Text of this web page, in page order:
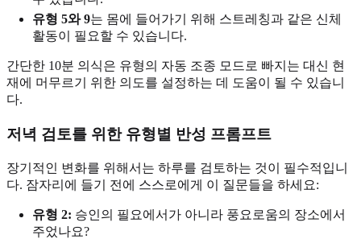
유형 5와 9는 몸에 들어가기 위해 스트레칭과 같은 신체
활동이 필요할 수 있습니다.
간단한 10분 의식은 유형의 자동 조종 모드로 빠지는 대신 현
재에 머무르기 위한 의도를 설정하는 데 도움이 될 수 있습니
다.
저녁 검토를 위한 유형별 반성 프롬프트
장기적인 변화를 위해서는 하루를 검토하는 것이 필수적입니
다. 잠자리에 들기 전에 스스로에게 이 질문들을 하세요:
유형 2: 승인의 필요에서가 아니라 풍요로움의 장소에서
주었나요?